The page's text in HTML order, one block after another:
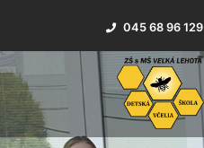
045 68 96 129